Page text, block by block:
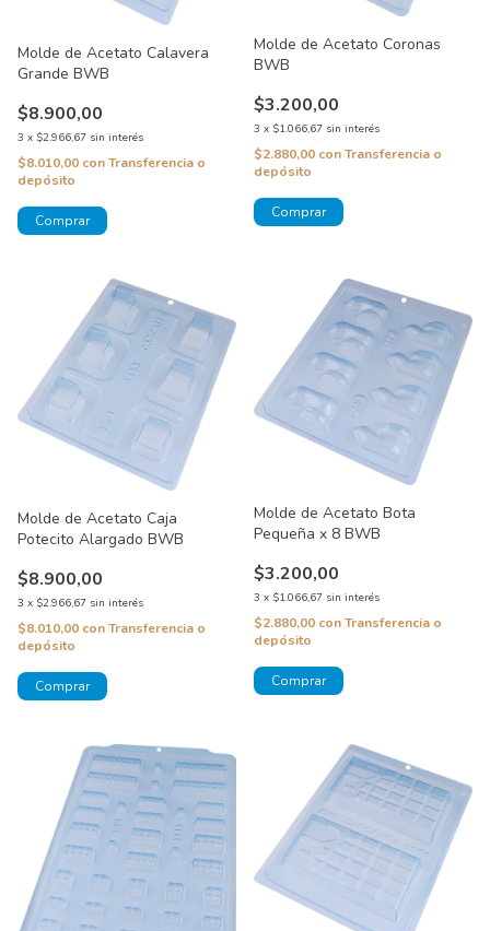
Molde de Acetato Calavera
Grande BWB
$8.900,00
3 x $2.966,67 sin interés
$8.010,00 conTransferencia o
depósito
Molde de Acetato Coronas
BWB
$3.200,00
3 x $1.066,67 sin interés
$2.880,00 conTransferencia o
depósito
Molde de Acetato Caja
Potecito Alargado BWB
$8.900,00
3 x $2.966,67 sin interés
$8.010,00 conTransferencia o
depósito
Molde de Acetato Bota
Pequeña x 8 BWB
$3.200,00
3 x $1.066,67 sin interés
$2.880,00 conTransferencia o
depósito